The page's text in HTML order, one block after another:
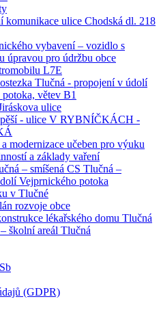
komunikace ulice Chodská dl. 218
vybavení – vozidlo s
úpravou pro údržbu obce
L7E
Tlučná - propojení v údolí
větev B1
ulice
- ulice V RYBNÍČKÁCH -
modernizace učeben pro výuku
a základy vaření
– smíšená CS Tlučná –
Vejprnického potoka
v Tlučné
rozvoje obce
lékařského domu Tlučná
školní areál Tlučná
(GDPR)